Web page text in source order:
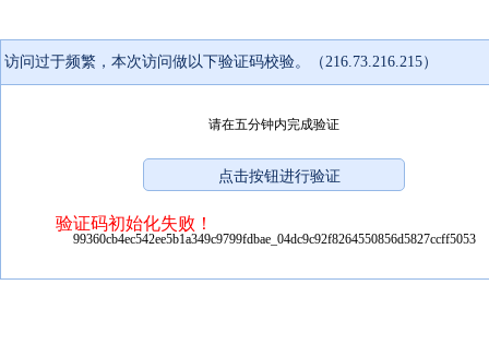
访问过于频繁，本次访问做以下验证码校验。（216.73.216.215）
请在五分钟内完成验证
验证码初始化失败！
99360cb4ec542ee5b1a349c9799fdbae_04dc9c92f8264550856d5827ccff5053